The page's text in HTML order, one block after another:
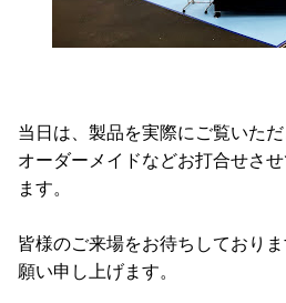
当日は、製品を実際にご覧いただ
オーダーメイドなどお打合せさ
ます。
皆様のご来場をお待ちしており
願い申し上げます。